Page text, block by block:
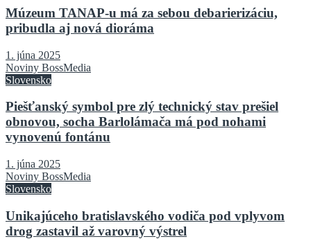
Múzeum TANAP-u má za sebou debarierizáciu,
pribudla aj nová dioráma
1. júna 2025
Noviny BossMedia
Slovensko
Piešťanský symbol pre zlý technický stav prešiel
obnovou, socha Barlolámača má pod nohami
vynovenú fontánu
1. júna 2025
Noviny BossMedia
Slovensko
Unikajúceho bratislavského vodiča pod vplyvom
drog zastavil až varovný výstrel